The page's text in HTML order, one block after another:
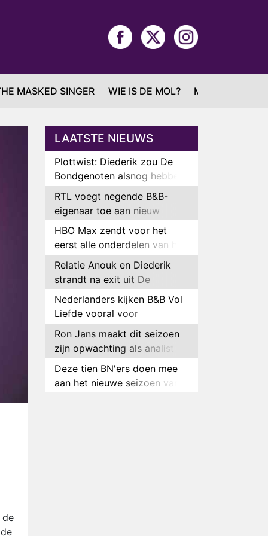
MASKED SINGER WIE IS DE MOL? MAFS
de
LAATSTE NIEUWS
Plottwist: Diederik zou De
Bondgenoten alsnog hebben
verlaten
RTL voegt negende B&B-
eigenaar toe aan nieuw
seizoen B&B Vol Liefde
HBO Max zendt voor het
eerst alle onderdelen van het
EK Atletiek uit
Relatie Anouk en Diederik
strandt na exit uit De
Bondgenoten
Nederlanders kijken B&B Vol
Liefde vooral voor
ongemakkelijke momenten
Ron Jans maakt dit seizoen
zijn opwachting als analist
Deze tien BN'ers doen mee
aan het nieuwe seizoen van